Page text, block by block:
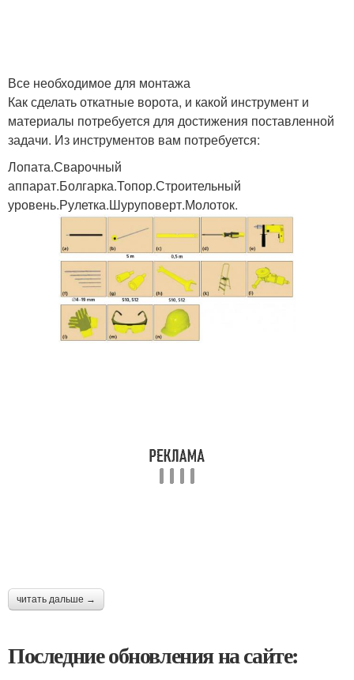
Все необходимое для монтажа
Как сделать откатные ворота, и какой инструмент и
материалы потребуется для достижения поставленной
задачи. Из инструментов вам потребуется:
Лопата.Сварочный
аппарат.Болгарка.Топор.Строительный
уровень.Рулетка.Шуруповерт.Молоток.
читать дальше →
Последние обновления на сайте: